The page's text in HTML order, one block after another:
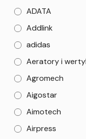
ADATA
Addlink
adidas
Aeratory i
Agromech
Aigostar
Aimotech
Airpress